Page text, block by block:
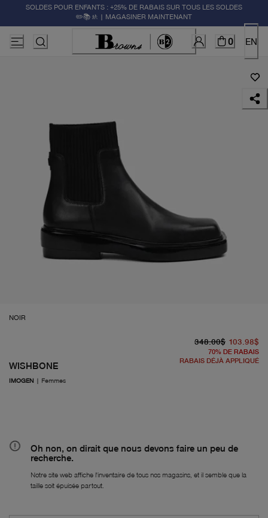
SOLDES POUR ENFANTS : +25% DE RABAIS SUR TOUS LES SOLDES
✏️📚🚸 | MAGASINER MAINTENANT
0 EN
NOIR
WISHBONE
IMOGEN | Femmes
348.00$ 103.98$
70% DE RABAIS
À
RABAIS DÉJÀ APPLIQUÉ
Oh non, on dirait que nous devons faire un peu de
recherche.
Notre site web affiche l'inventaire de tous nos magasins, et il semble que la
taille soit épuisée partout.